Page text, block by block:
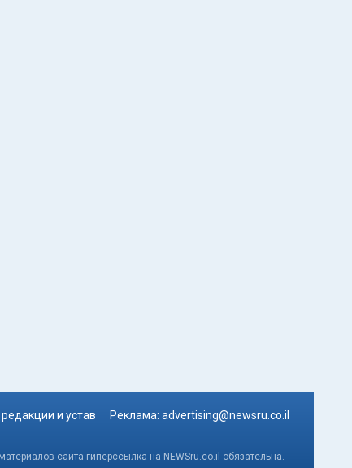
и устав Реклама: advertising@newsru.co.il
сайта гиперссылка на NEWSru.co.il обязательна.